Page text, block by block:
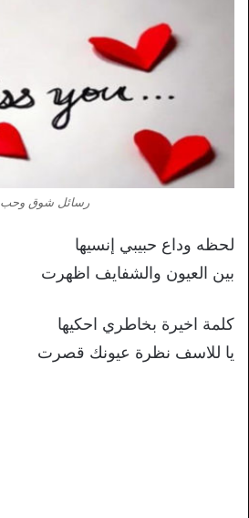
رسائل شوق وحب
لحظه وداع حبيبي إنسيها
بين العيون والشفايف اظهرت
كلمة اخيرة بخاطري احكيها
يا للاسف نظرة عيونك قصرت